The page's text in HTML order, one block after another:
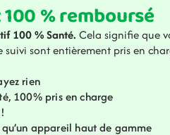
% remboursé
100 % Santé. Cela signifie que
sont entièrement pris en
rien
100% pris en charge
appareil haut de gamme